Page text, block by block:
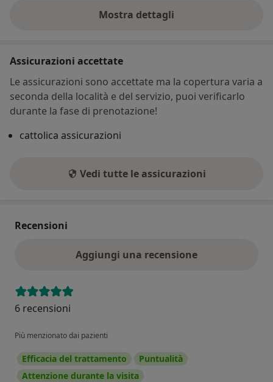
Mostra dettagli
sull'indirizzo
Assicurazioni accettate
Le assicurazioni sono accettate ma la copertura varia a
seconda della località e del servizio, puoi verificarlo
durante la fase di prenotazione!
cattolica assicurazioni
Vedi tutte le assicurazioni
Recensioni
Aggiungi una recensione
6 recensioni
Più menzionato dai pazienti
Efficacia del trattamento
Puntualità
Attenzione durante la visita